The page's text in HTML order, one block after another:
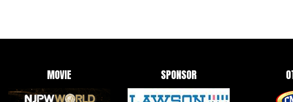
MOVIE SPONSOR